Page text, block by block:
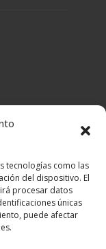
tecnologías como las
del dispositivo. El
procesar datos
únicas
puede afectar